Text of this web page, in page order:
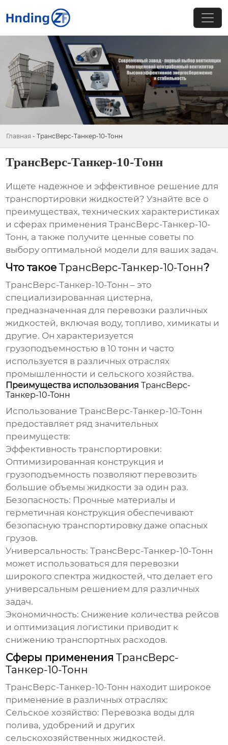
Главная - ТрансВерс-Танкер-10-Тонн
ТрансВерс-Танкер-10-Тонн
Ищете надежное и эффективное решение для
транспортировки жидкостей? Узнайте все о
преимуществах, технических характеристиках
и сферах примененияТрансВерс-Танкер-10-
Тонн, а также получите ценные советы по
выбору оптимальной модели для ваших задач.
Что такоеТрансВерс-Танкер-10-Тонн?
ТрансВерс-Танкер-10-Тонн – это
специализированная цистерна,
предназначенная для перевозки различных
жидкостей, включая воду, топливо, химикаты и
другие. Он характеризуется
грузоподъемностью в 10 тонн и часто
используется в различных отраслях
промышленности и сельского хозяйства.
Преимущества использованияТрансВерс-
Танкер-10-Тонн
ИспользованиеТрансВерс-Танкер-10-Тонн
предоставляет ряд значительных
преимуществ:
Эффективность транспортировки:
Оптимизированная конструкция и
грузоподъемность позволяют перевозить
большие объемы жидкости за один раз.
Безопасность: Прочные материалы и
герметичная конструкция обеспечивают
безопасную транспортировку даже опасных
грузов.
Универсальность: ТрансВерс-Танкер-10-Тонн
может использоваться для перевозки
широкого спектра жидкостей, что делает его
универсальным решением для различных
задач.
Экономичность: Снижение количества рейсов
и оптимизация логистики приводит к
снижению транспортных расходов.
Сферы примененияТрансВерс-
Танкер-10-Тонн
ТрансВерс-Танкер-10-Тонн находит широкое
применение в различных отраслях:
Сельское хозяйство: Перевозка воды для
полива, удобрений и других
сельскохозяйственных жидкостей.